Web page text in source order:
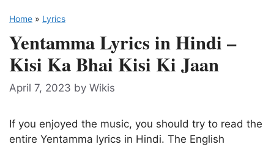
Home » Lyrics
Yentamma Lyrics in Hindi –
Kisi Ka Bhai Kisi Ki Jaan
April 7, 2023 by Wikis
If you enjoyed the music, you should try to read the
entire Yentamma lyrics in Hindi. The English